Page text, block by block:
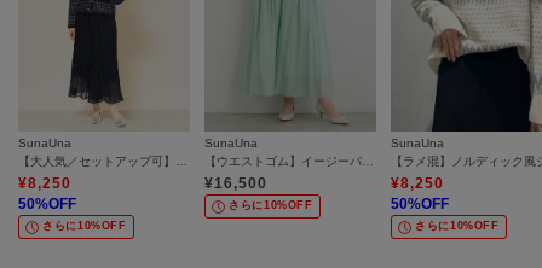
SunaUna
【大人気／セットアップ可】プリーツパンツ
¥8,250
50%OFF
さらに10%OFF
SunaUna
【ウエストゴム】イージーパンツ
¥16,500
さらに10%OFF
SunaUna
¥8,250
50%OFF
さらに10%OFF